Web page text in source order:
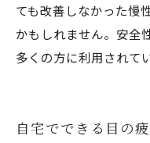
ても改善しなかった慢
かもしれません。安全
多くの方に利用されて
自宅でできる目の